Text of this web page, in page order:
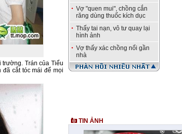
Trán của Tiểu
cắt tóc mái để mọi
Vợ "quen mui", chồng cắn
răng dùng thuốc kích dục
Thấy tai nạn, vô tư quay lại
hình ảnh
Vợ thấy xác chồng nổi gần
nhà
TIN ẢNH